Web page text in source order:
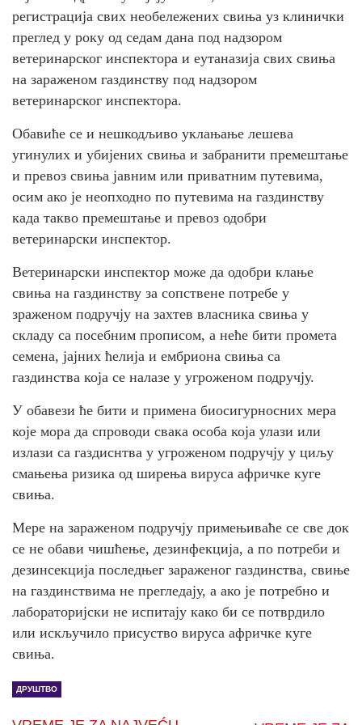
регистрација свих необележених свиња уз клинички
преглед у року од седам дана под надзором
ветеринарског инспектора и еутаназија свих свиња
на зараженом газдинству под надзором
ветеринарског инспектора.
Обавиће се и нешкодљиво уклањање лешева
угинулих и убијених свиња и забранити премештање
и превоз свиња јавним или приватним путевима,
осим ако је неопходно по путевима на газдинству
када такво премештање и превоз одобри
ветеринарски инспектор.
Ветеринарски инспектор може да одобри клање
свиња на газдинству за сопствене потребе у
зраженом подручју на захтев власника свиња у
складу са посебним прописом, а неће бити промета
семена, јајних ћелија и ембриона свиња са
газдинства која се налазе у угроженом подручју.
У обавези ће бити и примена биосигурносних мера
које мора да спроводи свака особа која улази или
излази са газдиснтва у угроженом подручју у циљу
смањења ризика од ширења вируса афричке куге
свиња.
Мере на зараженом подручју примењиваће се све док
се не обави чишћење, дезинфекција, а по потреби и
дезинсекција последњег зараженог газдинства, свиње
на газдинствима не прегледају, а ако је потребно и
лабораторијски не испитају како би се потврдило
или искључило присуство вируса афричке куге
свиња.
ДРУШТВО